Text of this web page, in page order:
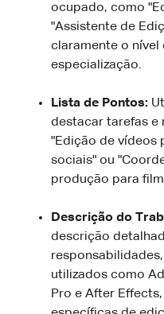
ocupado, como
"Assistente de
claramente o nível
especialização.
Lista de Pontos:
destacar tarefas e
"Edição de vídeos
sociais" ou
produção para
Descrição do
descrição
utilizados como
Pro e After